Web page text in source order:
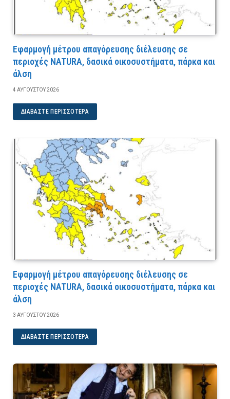
Εφαρμογή μέτρου απαγόρευσης διέλευσης σε
περιοχές NATURA, δασικά οικοσυστήματα, πάρκα και
άλση
4 ΑΥΓΟΎΣΤΟΥ 2026
ΔΙΑΒΆΣΤΕ ΠΕΡΙΣΣΌΤΕΡΑ
Εφαρμογή μέτρου απαγόρευσης διέλευσης σε
περιοχές NATURA, δασικά οικοσυστήματα, πάρκα και
άλση
3 ΑΥΓΟΎΣΤΟΥ 2026
ΔΙΑΒΆΣΤΕ ΠΕΡΙΣΣΌΤΕΡΑ